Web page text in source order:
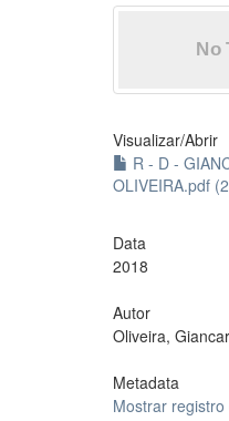
Visualizar/Abrir
R - D -
OLIVEIRA.pdf
Data
2018
Autor
Oliveira,
Metadata
Mostrar registro